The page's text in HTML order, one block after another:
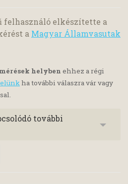
felhasználó elkészítette a
a Magyar Államvasutak
helyben ehhez a régi
ha további válaszra vár vagy
további